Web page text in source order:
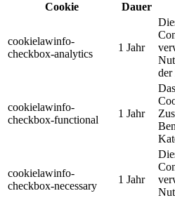
Cookie
Dauer
cookielawinfo-
checkbox-analytics
1 Jahr
der
cookielawinfo-
checkbox-functional
1 Jahr
cookielawinfo-
checkbox-necessary
1 Jahr